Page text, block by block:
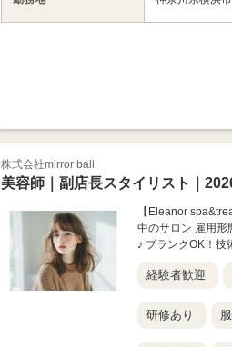
株式会社mirror ball
美容師｜副店長スタイリスト｜
【Eleanor
中のサロン 雇用形
♪ ブランクOK！技
経験者歓迎
研修あり